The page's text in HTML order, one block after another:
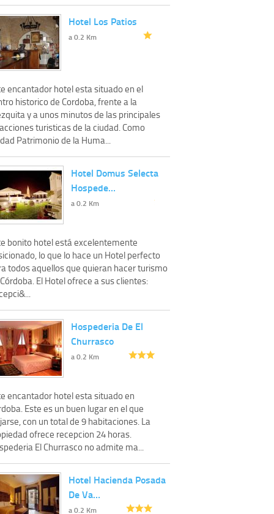
Hotel Los Patios
a 0.2 Km
encantador hotel esta situado en el
historico de Cordoba, frente a la
y a unos minutos de las principales
turisticas de la ciudad. Como
Patrimonio de la Huma...
Hotel Domus Selecta
Hospede…
a 0.2 Km
bonito hotel está excelentemente
lo que lo hace un Hotel perfecto
todos aquellos que quieran hacer turismo
El Hotel ofrece a sus clientes:
Hospederia De El
Churrasco
a 0.2 Km
encantador hotel esta situado en
Este es un buen lugar en el que
con un total de 9 habitaciones. La
ofrece recepcion 24 horas.
El Churrasco no admite ma...
Hotel Hacienda Posada
De Va…
a 0.2 Km